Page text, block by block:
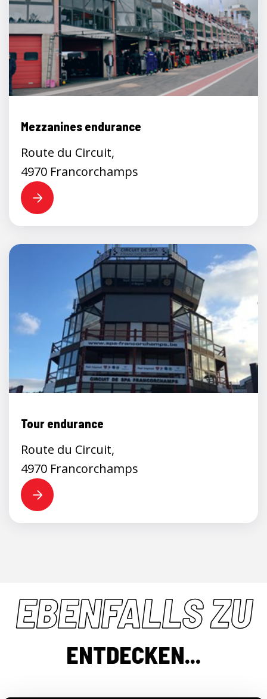
Mezzanines endurance
Route du Circuit,
4970 Francorchamps
Tour endurance
Route du Circuit,
4970 Francorchamps
EBENFALLS ZU
ENTDECKEN...